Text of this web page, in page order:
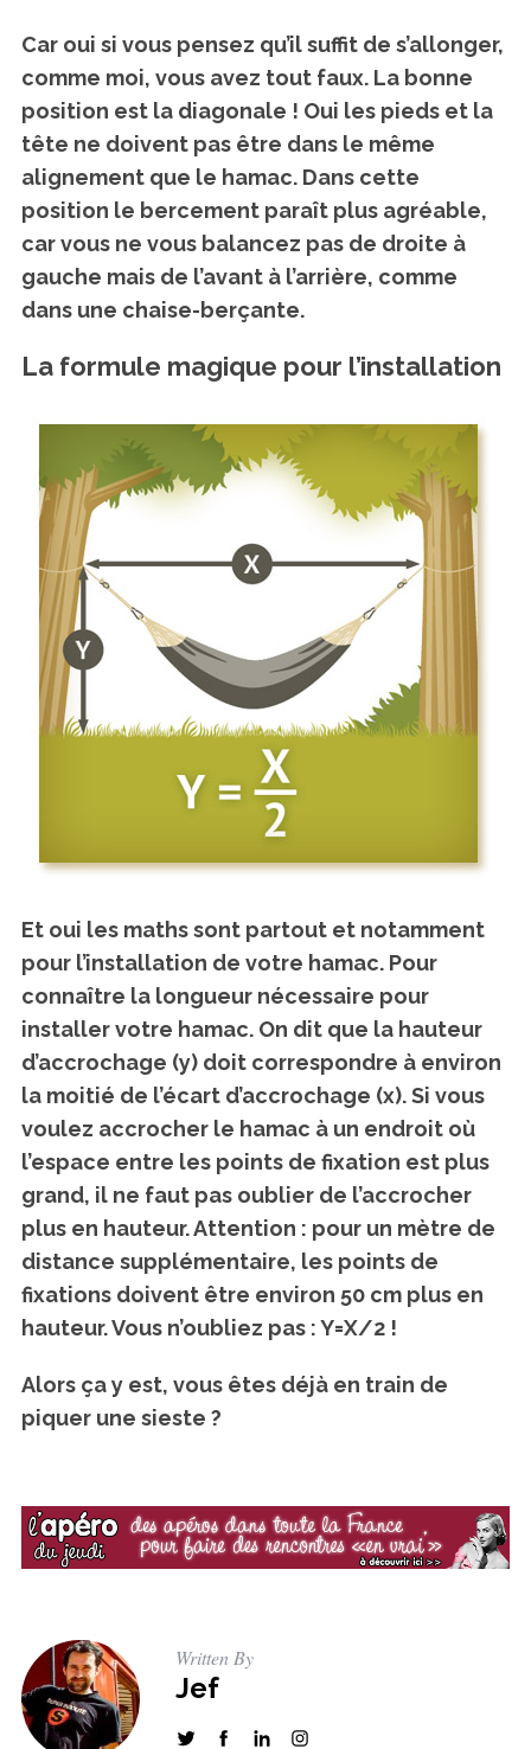
Car oui si vous pensez qu’il suffit de s’allonger,
comme moi, vous avez tout faux. La bonne
position est la diagonale ! Oui les pieds et la
tête ne doivent pas être dans le même
alignement que le hamac. Dans cette
position le bercement paraît plus agréable,
car vous ne vous balancez pas de droite à
gauche mais de l’avant à l’arrière, comme
dans une chaise-berçante.
La formule magique pour l’installation
Et oui les maths sont partout et notamment
pour l’installation de votre hamac. Pour
connaître la longueur nécessaire pour
installer votre hamac. On dit que la hauteur
d’accrochage (y) doit correspondre à environ
la moitié de l’écart d’accrochage (x). Si vous
voulez accrocher le hamac à un endroit où
l’espace entre les points de fixation est plus
grand, il ne faut pas oublier de l’accrocher
plus en hauteur. Attention : pour un mètre de
distance supplémentaire, les points de
fixations doivent être environ 50 cm plus en
hauteur. Vous n’oubliez pas : Y=X/2 !
Alors ça y est, vous êtes déjà en train de
piquer une sieste ?
Written By
Jef
e
a
r
f
o
r
: